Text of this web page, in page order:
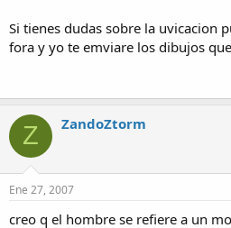
Si tienes dudas sobre la uvicacion
fora y yo te emviare los dibujos
Z ZandoZtorm
Ene 27, 2007
creo q el hombre se refiere a un